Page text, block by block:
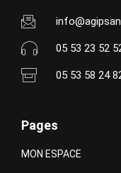
05 53 23 52
05 53 58 24
Pages
MON ESPACE